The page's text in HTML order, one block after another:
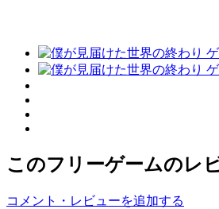
このフリーゲームのレ
コメント・レビューを追加する